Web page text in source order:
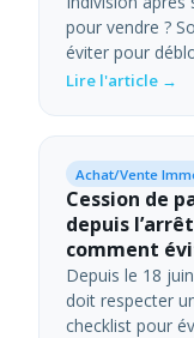
pour vendre ?
éviter pour
Lire l'article →
Achat/Vente
Cession de
depuis
comment
Depuis le 18
doit respecter
checklist pour